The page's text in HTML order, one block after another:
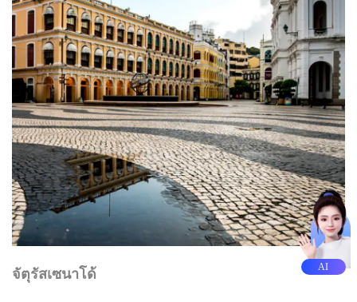
จัตุรัสเซนาโด้ AI